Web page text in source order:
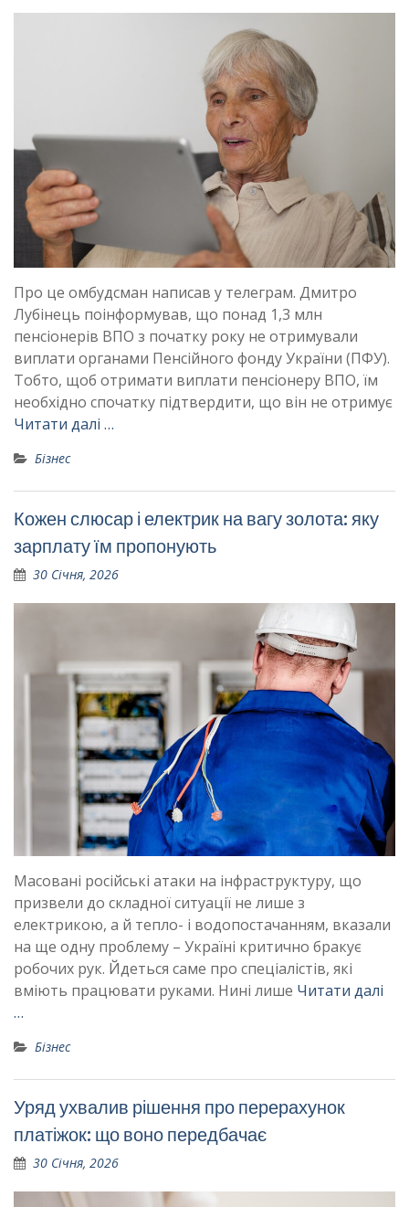
Про це омбудсман написав у телеграм. Дмитро
Лубінець поінформував, що понад 1,3 млн
пенсіонерів ВПО з початку року не отримували
виплати органами Пенсійного фонду України (ПФУ).
Тобто, щоб отримати виплати пенсіонеру ВПО, їм
необхідно спочатку підтвердити, що він не отримує
Читати далі …
Бізнес
Кожен слюсар і електрик на вагу золота: яку
зарплату їм пропонують
30 Січня, 2026
Масовані російські атаки на інфраструктуру, що
призвели до складної ситуації не лише з
електрикою, а й тепло- і водопостачанням, вказали
на ще одну проблему – Україні критично бракує
робочих рук. Йдеться саме про спеціалістів, які
вміють працювати руками. Нині лише Читати далі
…
Бізнес
Уряд ухвалив рішення про перерахунок
платіжок: що воно передбачає
30 Січня, 2026